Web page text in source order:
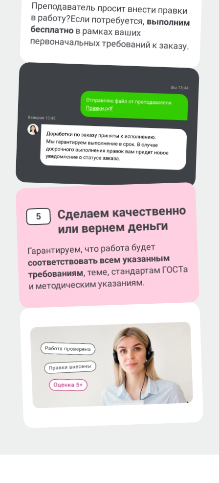
Преподаватель просит внести правки
в работу?Если потребуется, выполним
бесплатнов рамках ваших
первоначальных требований к заказу.
5 Сделаем качественно
или вернем деньги
Гарантируем, что работа будет
соответствовать всем указанным
требованиям, теме, стандартам ГОСТа
и методическим указаниям.